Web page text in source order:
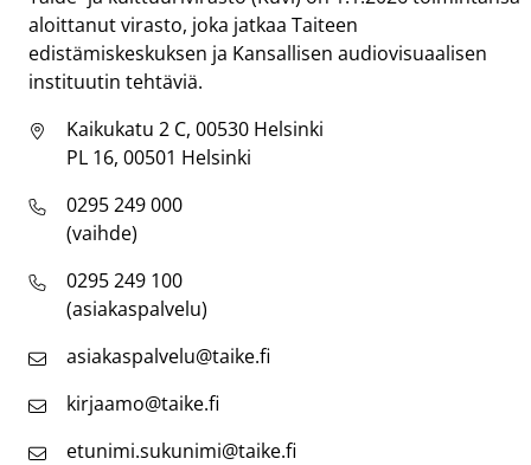
aloittanut virasto, joka jatkaa Taiteen
edistämiskeskuksen ja Kansallisen audiovisuaalisen
instituutin tehtäviä.
Kaikukatu 2 C, 00530 Helsinki
PL 16, 00501 Helsinki
0295 249 000
(vaihde)
0295 249 100
(asiakaspalvelu)
asiakaspalvelu@taike.fi
kirjaamo@taike.fi
etunimi.sukunimi@taike.fi